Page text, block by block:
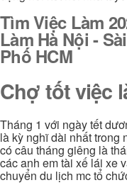
Tìm Việc Làm
Làm Hà Nội -
Phố HCM
Chợ tốt việc
Tháng 1 với ngày tết
là kỳ nghĩ dài nhất trong
có câu tháng giêng là
các anh em tài xế lái xe
chuyển du lịch mc tổ